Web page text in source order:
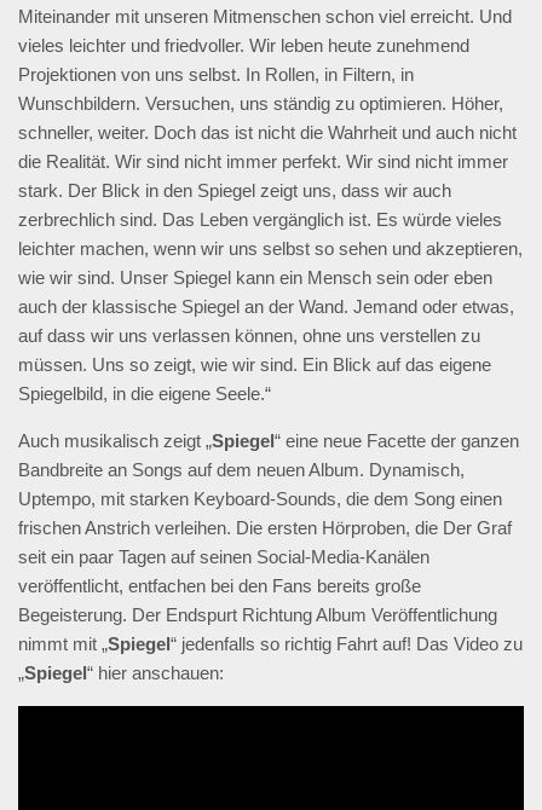
Miteinander mit unseren Mitmenschen schon viel erreicht. Und
vieles leichter und friedvoller. Wir leben heute zunehmend
Projektionen von uns selbst. In Rollen, in Filtern, in
Wunschbildern. Versuchen, uns ständig zu optimieren. Höher,
schneller, weiter. Doch das ist nicht die Wahrheit und auch nicht
die Realität. Wir sind nicht immer perfekt. Wir sind nicht immer
stark. Der Blick in den Spiegel zeigt uns, dass wir auch
zerbrechlich sind. Das Leben vergänglich ist. Es würde vieles
leichter machen, wenn wir uns selbst so sehen und akzeptieren,
wie wir sind. Unser Spiegel kann ein Mensch sein oder eben
auch der klassische Spiegel an der Wand. Jemand oder etwas,
auf dass wir uns verlassen können, ohne uns verstellen zu
müssen. Uns so zeigt, wie wir sind. Ein Blick auf das eigene
Spiegelbild, in die eigene Seele.“
Auch musikalisch zeigt „Spiegel“ eine neue Facette der ganzen
Bandbreite an Songs auf dem neuen Album. Dynamisch,
Uptempo, mit starken Keyboard-Sounds, die dem Song einen
frischen Anstrich verleihen. Die ersten Hörproben, die Der Graf
seit ein paar Tagen auf seinen Social-Media-Kanälen
veröffentlicht, entfachen bei den Fans bereits große
Begeisterung. Der Endspurt Richtung Album Veröffentlichung
nimmt mit „Spiegel“ jedenfalls so richtig Fahrt auf! Das Video zu
„Spiegel“ hier anschauen: